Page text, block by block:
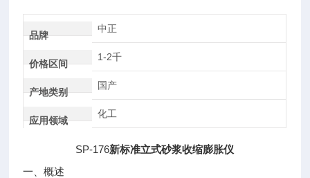
品牌
中正
价格区间
1-2千
产地类别
国产
应用领域
化工
SP-176新标准立式砂浆收缩膨胀仪
一、概述